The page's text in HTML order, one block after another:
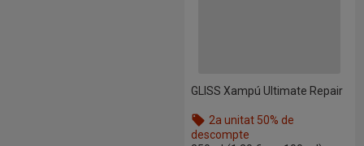
GLISS Xampú Ultimate Repair
2a unitat 50% de
descompte